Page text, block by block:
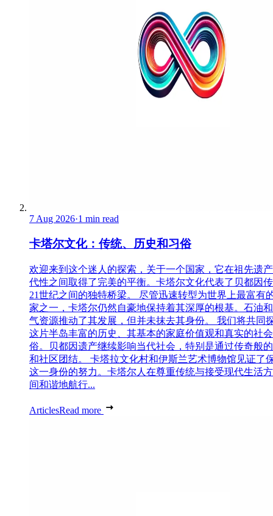
7 Aug 2026·1 min read
卡塔尔文化：传统、历史和习俗
欢迎来到这个迷人的探索，关于一个国家，它在祖先遗
代性之间取得了完美的平衡。卡塔尔文化代表了贝都因
21世纪之间的独特桥梁。 尽管迅速转型为世界上最富有
家之一，卡塔尔仍然自豪地保持着其深厚的根基。石油
气资源推动了其发展，但并未抹去其身份。 我们将共同
这片半岛丰富的历史、其基本的家庭价值观和真实的社
俗。贝都因遗产继续影响当代社会，特别是通过传奇般
和社区团结。 卡塔拉文化村和伊斯兰艺术博物馆见证了
这一身份的努力。卡塔尔人在尊重传统与接受现代生活
间和谐地航行...
ArticlesRead more